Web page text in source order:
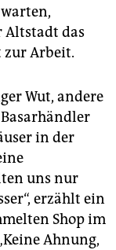
Altstadt das
zur Arbeit.
Wut, andere
in der
uns nur
erzählt ein
Shop im
Ahnung,